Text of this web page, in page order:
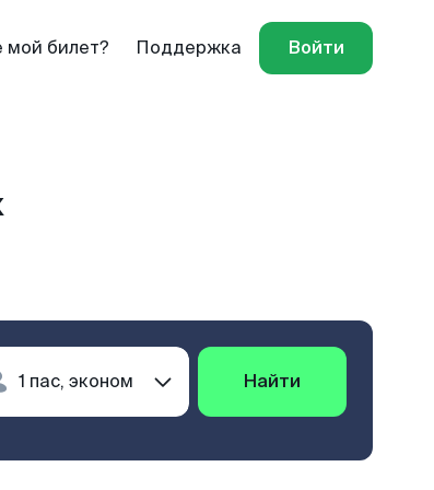
мой билет? Поддержка Войти
Найти